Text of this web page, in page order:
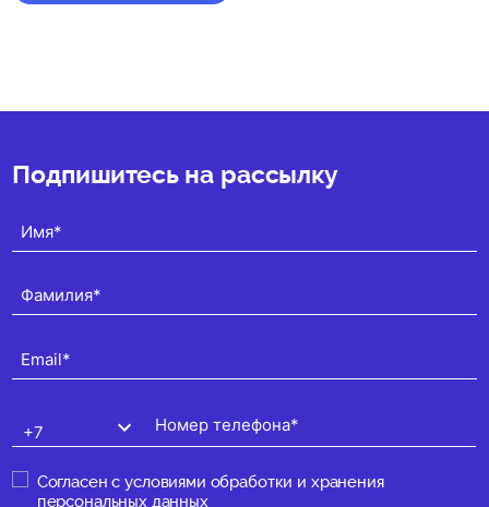
Подпишитесь на рассылку
Согласен сусловиями обработки и хранения
персональных данных